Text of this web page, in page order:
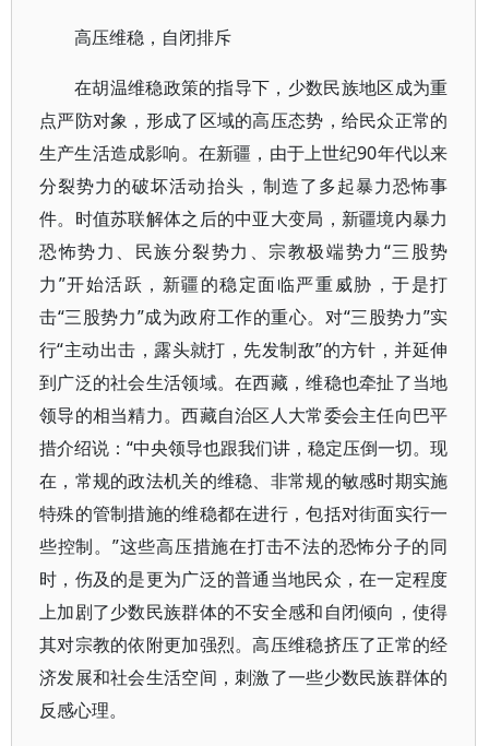
高压维稳，自闭排斥
在胡温维稳政策的指导下，少数民族地区成为重
点严防对象，形成了区域的高压态势，给民众正常的
生产生活造成影响。在新疆，由于上世纪90年代以来
分裂势力的破坏活动抬头，制造了多起暴力恐怖事
件。时值苏联解体之后的中亚大变局，新疆境内暴力
恐怖势力、民族分裂势力、宗教极端势力“三股势
力”开始活跃，新疆的稳定面临严重威胁，于是打
击“三股势力”成为政府工作的重心。对“三股势力”实
行“主动出击，露头就打，先发制敌”的方针，并延伸
到广泛的社会生活领域。在西藏，维稳也牵扯了当地
领导的相当精力。西藏自治区人大常委会主任向巴平
措介绍说：“中央领导也跟我们讲，稳定压倒一切。现
在，常规的政法机关的维稳、非常规的敏感时期实施
特殊的管制措施的维稳都在进行，包括对街面实行一
些控制。”这些高压措施在打击不法的恐怖分子的同
时，伤及的是更为广泛的普通当地民众，在一定程度
上加剧了少数民族群体的不安全感和自闭倾向，使得
其对宗教的依附更加强烈。高压维稳挤压了正常的经
济发展和社会生活空间，刺激了一些少数民族群体的
反感心理。